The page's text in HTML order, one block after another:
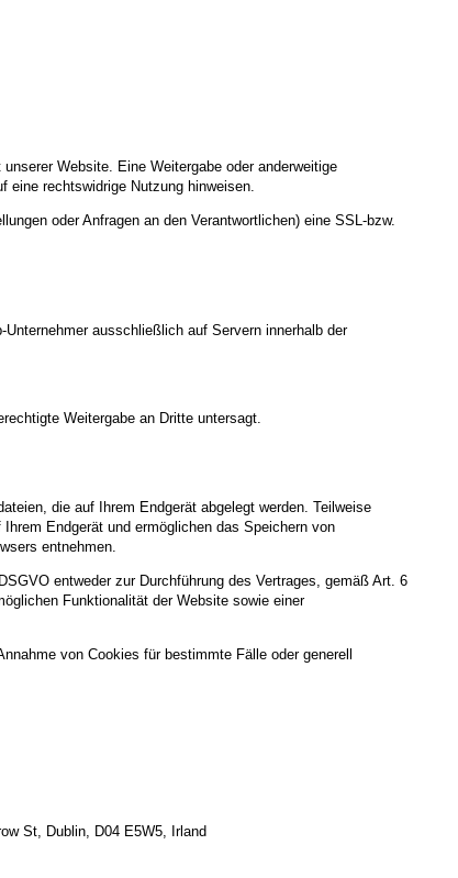
Website. Eine Weitergabe oder anderweitige
eine rechtswidrige Nutzung hinweisen.
oder Anfragen an den Verantwortlichen) eine SSL-bzw.
ausschließlich auf Servern innerhalb der
Weitergabe an Dritte untersagt.
die auf Ihrem Endgerät abgelegt werden. Teilweise
Endgerät und ermöglichen das Speichern von
entnehmen.
entweder zur Durchführung des Vertrages, gemäß Art. 6
Funktionalität der Website sowie einer
von Cookies für bestimmte Fälle oder generell
St, Dublin, D04 E5W5, Irland